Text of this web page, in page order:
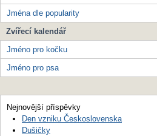
Jména dle popularity
Zvířecí kalendář
Jméno pro kočku
Jméno pro psa
Nejnovější příspěvky
Den vzniku Československa
Dušičky